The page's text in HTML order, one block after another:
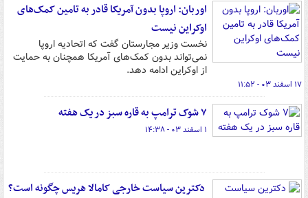
اوربان: اروپا بدون آمریکا قادر به تامین کمک‌های
اوکراین نیست
نخست وزیر مجارستان گفت که اتحادیه اروپا
نمی‌تواند بدون کمک‌های آمریکا همچنان به حمایت
از اوکراین ادامه دهد.
۱۷ اسفند ۰۳ - ۱۱:۵۲
۷ شوک ترامپ به قاره سبز در یک هفته
۱ اسفند ۰۳ - ۱۴:۳۸
‏ دکترین سیاست خارجی کامالا هریس چگونه است؟